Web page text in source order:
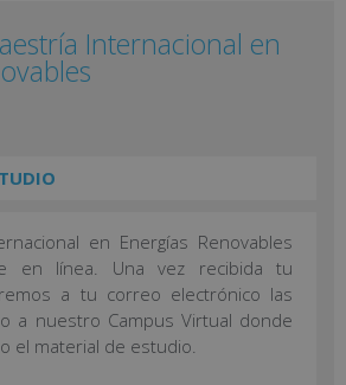
Internacional en
en Energías Renovables
en línea. Una vez recibida tu
a tu correo electrónico las
a nuestro Campus Virtual donde
el material de estudio.